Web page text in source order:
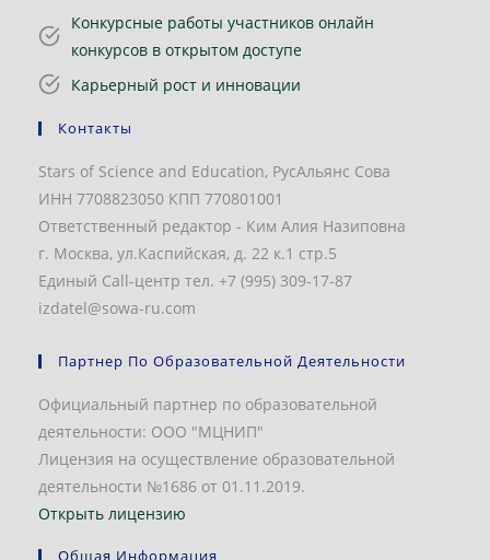
Конкурсные работы участников онлайн
конкурсов в открытом доступе
Карьерный рост и инновации
Контакты
Stars of Science and Education, РусАльянс Сова
ИНН 7708823050 КПП 770801001
Ответственный редактор - Ким Алия Назиповна
г. Москва, ул.Каспийская, д. 22 к.1 стр.5
Единый Call-центр тел. +7 (995) 309-17-87
izdatel@sowa-ru.com
Партнер По Образовательной Деятельности
Официальный партнер по образовательной
деятельности: ООО "МЦНИП"
Лицензия на осуществление образовательной
деятельности №1686 от 01.11.2019.
Открыть лицензию
Общая Информация